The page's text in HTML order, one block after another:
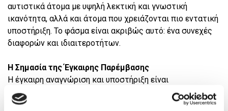
αυτιστικά άτομα με υψηλή λεκτική και γνωστική
ικανότητα, αλλά και άτομα που χρειάζονται πιο εντατική
υποστήριξη. Το φάσμα είναι ακριβώς αυτό: ένα συνεχές
διαφορών και ιδιαιτεροτήτων.
Η Σημασία της Έγκαιρης Παρέμβασης
Η έγκαιρη αναγνώριση και υποστήριξη είναι
καθοριστικής σημασίας για την ανάπτυξη ενός παιδιού
με αυτισμό. Προγράμματα πρώιμης παρέμβασης,